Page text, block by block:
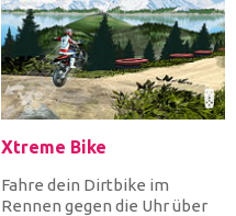
Xtreme Bike
Fahre dein Dirtbike im
Rennen gegen die Uhr über